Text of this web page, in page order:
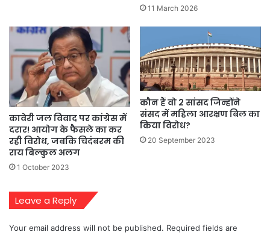
11 March 2026
कावेरी जल विवाद पर कांग्रेस में
दरार! आयोग के फैसले का कर
रही विरोध, जबकि चिदंबरम की
राय बिल्कुल अलग
1 October 2023
कौन हैं वो 2 सांसद जिन्होंने
संसद में महिला आरक्षण बिल का
किया विरोध?
20 September 2023
Leave a Reply
Your email address will not be published. Required fields are